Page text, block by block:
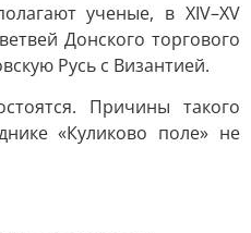
ученые, в XIV–XV
Донского торгового
Русь с Византией.
Причины такого
«Куликово поле» не